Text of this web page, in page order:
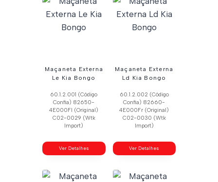
Maçaneta Externa
Le Kia Bongo
60.1.2.001 (Código
Confia) 82650-
4E000Fl (Original)
C02-0029 (Wtk
Import)
Ver Detalhes
Maçaneta Externa
Ld Kia Bongo
60.1.2.002 (Código
Confia) 82660-
4E000Fr (Original)
C02-0030 (Wtk
Import)
Ver Detalhes